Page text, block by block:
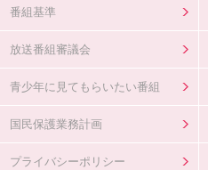
番組基準
放送番組審議会
青少年に見てもらいたい番組
国民保護業務計画
プライバシーポリシー